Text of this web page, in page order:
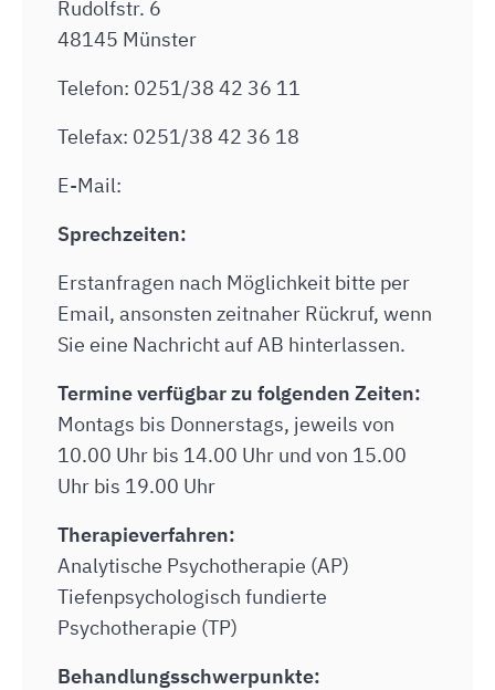
Rudolfstr. 6
48145 Münster
Telefon: 0251/38 42 36 11
Telefax: 0251/38 42 36 18
E-Mail:
Sprechzeiten:
Erstanfragen nach Möglichkeit bitte per
Email, ansonsten zeitnaher Rückruf, wenn
Sie eine Nachricht auf AB hinterlassen.
Termine verfügbar zu folgenden Zeiten:
Montags bis Donnerstags, jeweils von
10.00 Uhr bis 14.00 Uhr und von 15.00
Uhr bis 19.00 Uhr
Therapieverfahren:
Analytische Psychotherapie (AP)
Tiefenpsychologisch fundierte
Psychotherapie (TP)
Behandlungsschwerpunkte: